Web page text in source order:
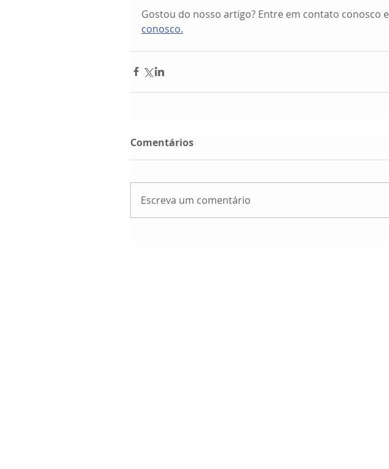
Gostou do nosso artigo? Entre em contato conosco e
conosco.
Comentários
Escreva um comentário